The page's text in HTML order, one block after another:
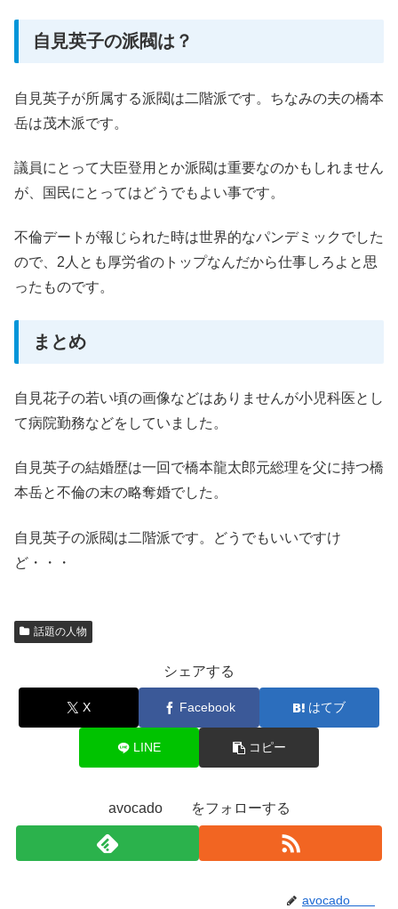
自見英子の派閥は？
自見英子が所属する派閥は二階派です。ちなみの夫の橋本
岳は茂木派です。
議員にとって大臣登用とか派閥は重要なのかもしれません
が、国民にとってはどうでもよい事です。
不倫デートが報じられた時は世界的なパンデミックでした
ので、2人とも厚労省のトップなんだから仕事しろよと思
ったものです。
まとめ
自見花子の若い頃の画像などはありませんが小児科医とし
て病院勤務などをしていました。
自見英子の結婚歴は一回で橋本龍太郎元総理を父に持つ橋
本岳と不倫の末の略奪婚でした。
自見英子の派閥は二階派です。どうでもいいですけ
ど・・・
話題の人物
シェアする
X Facebook はてブ
LINE コピー
avocado をフォローする
avocado